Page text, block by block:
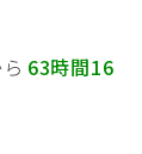
63時間16